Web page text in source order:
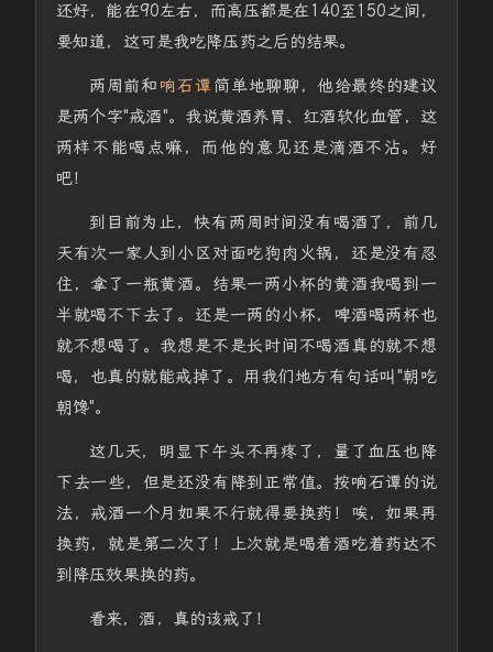
还好，能在90左右，而高压都是在140至150之间，
要知道，这可是我吃降压药之后的结果。
两周前和响石谭简单地聊聊，他给最终的建议
是两个字"戒酒"。我说黄酒养胃、红酒软化血管，这
两样不能喝点嘛，而他的意见还是滴酒不沾。好
吧！
到目前为止，快有两周时间没有喝酒了，前几
天有次一家人到小区对面吃狗肉火锅，还是没有忍
住，拿了一瓶黄酒。结果一两小杯的黄酒我喝到一
半就喝不下去了。还是一两的小杯，啤酒喝两杯也
就不想喝了。我想是不是长时间不喝酒真的就不想
喝，也真的就能戒掉了。用我们地方有句话叫"朝吃
朝馋"。
这几天，明显下午头不再疼了，量了血压也降
下去一些，但是还没有降到正常值。按响石谭的说
法，戒酒一个月如果不行就得要换药！唉，如果再
换药，就是第二次了！上次就是喝着酒吃着药达不
到降压效果换的药。
看来，酒，真的该戒了！